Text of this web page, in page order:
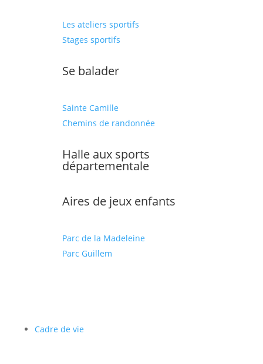
Les ateliers sportifs
Stages sportifs
Se balader
Sainte Camille
Chemins de randonnée
Halle aux sports
départementale
Aires de jeux enfants
Parc de la Madeleine
Parc Guillem
Cadre de vie